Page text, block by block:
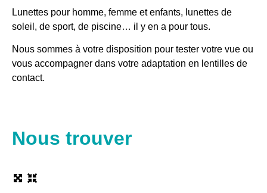
Lunettes pour homme, femme et enfants, lunettes de
soleil, de sport, de piscine… il y en a pour tous.
Nous sommes à votre disposition pour tester votre vue ou
vous accompagner dans votre adaptation en lentilles de
contact.
Nous trouver